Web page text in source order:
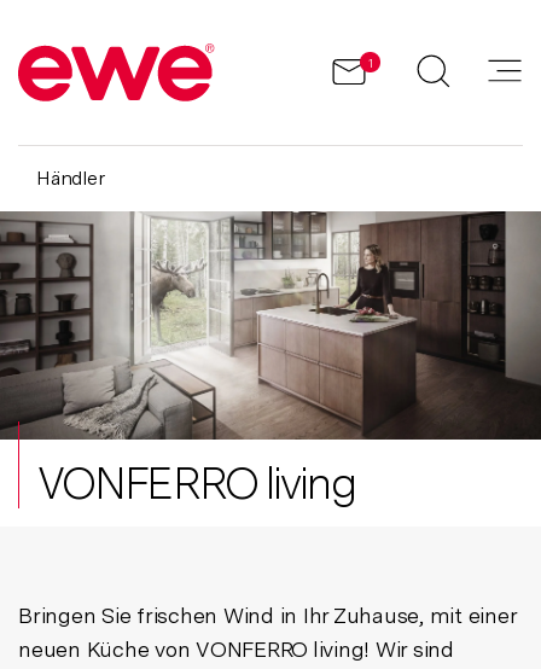
1
Händler
VONFERRO living
Bringen Sie frischen Wind in Ihr Zuhause, mit einer
neuen Küche von VONFERRO living! Wir sind